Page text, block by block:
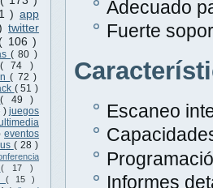
) app
)twitter
( 106 )
( 80 )
( 74 )
( 72 )
( 51 )
( 49 )
) juegos
eventos
( 28 )
( 17 )
( 15 )
Adecuado
Fuerte
Escaneo
Informes